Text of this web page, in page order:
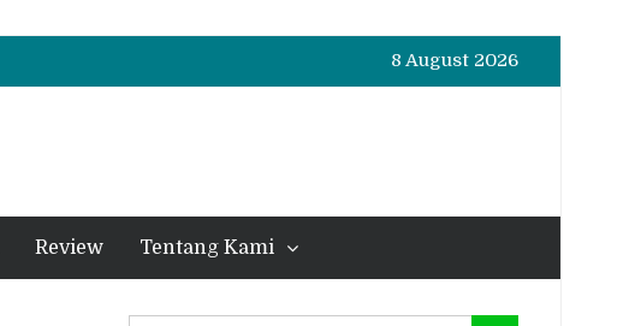
8 August 2026
Review Tentang Kami